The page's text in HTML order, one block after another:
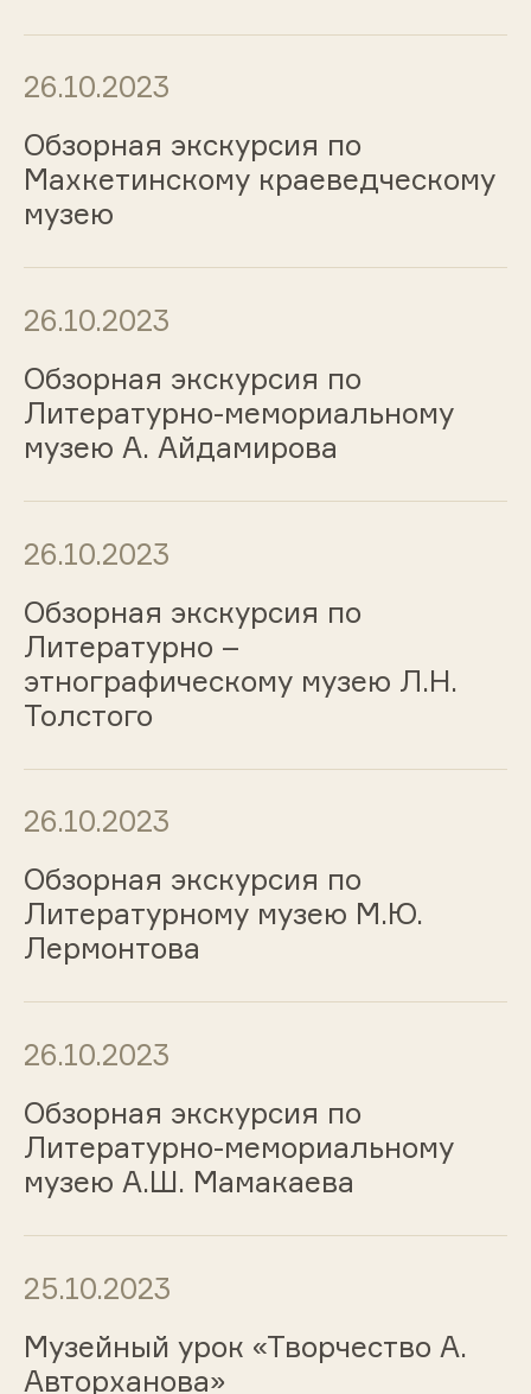
26.10.2023
Обзорная экскурсия по
Махкетинскому краеведческому
музею
26.10.2023
Обзорная экскурсия по
Литературно-мемориальному
музею А. Айдамирова
26.10.2023
Обзорная экскурсия по
Литературно –
этнографическому музею Л.Н.
Толстого
26.10.2023
Обзорная экскурсия по
Литературному музею М.Ю.
Лермонтова
26.10.2023
Обзорная экскурсия по
Литературно-мемориальному
музею А.Ш. Мамакаева
25.10.2023
Музейный урок «Творчество А.
Авторханова»